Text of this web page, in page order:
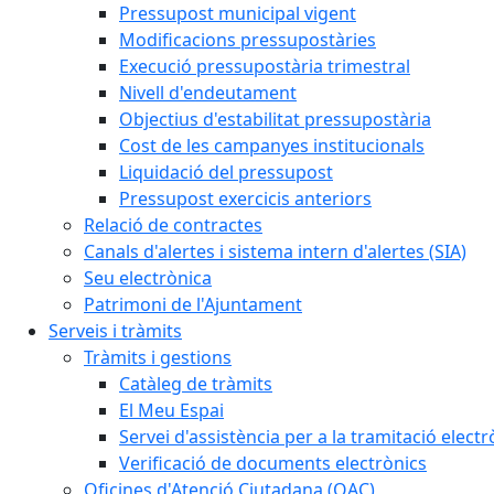
Pressupost municipal vigent
Modificacions pressupostàries
Execució pressupostària trimestral
Nivell d'endeutament
Objectius d'estabilitat pressupostària
Cost de les campanyes institucionals
Liquidació del pressupost
Pressupost exercicis anteriors
Relació de contractes
Canals d'alertes i sistema intern d'alertes (SIA)
Seu electrònica
Patrimoni de l'Ajuntament
Serveis i tràmits
Tràmits i gestions
Catàleg de tràmits
El Meu Espai
Servei d'assistència per a la tramitació
Verificació de documents electrònics